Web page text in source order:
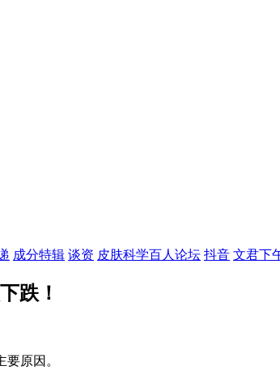
成分特辑 谈资 皮肤科学百人论坛 抖音 文君下
跌！
原因。